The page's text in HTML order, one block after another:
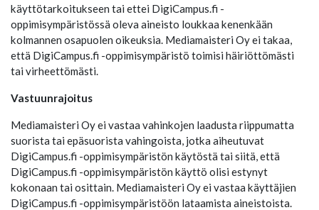
käyttötarkoitukseen tai ettei DigiCampus.fi -
oppimisympäristössä oleva aineisto loukkaa kenenkään
kolmannen osapuolen oikeuksia. Mediamaisteri Oy ei takaa,
että DigiCampus.fi -oppimisympäristö toimisi häiriöttömästi
tai virheettömästi.
Vastuunrajoitus
Mediamaisteri Oy ei vastaa vahinkojen laadusta riippumatta
suorista tai epäsuorista vahingoista, jotka aiheutuvat
DigiCampus.fi -oppimisympäristön käytöstä tai siitä, että
DigiCampus.fi -oppimisympäristön käyttö olisi estynyt
kokonaan tai osittain. Mediamaisteri Oy ei vastaa käyttäjien
DigiCampus.fi -oppimisympäristöön lataamista aineistoista.